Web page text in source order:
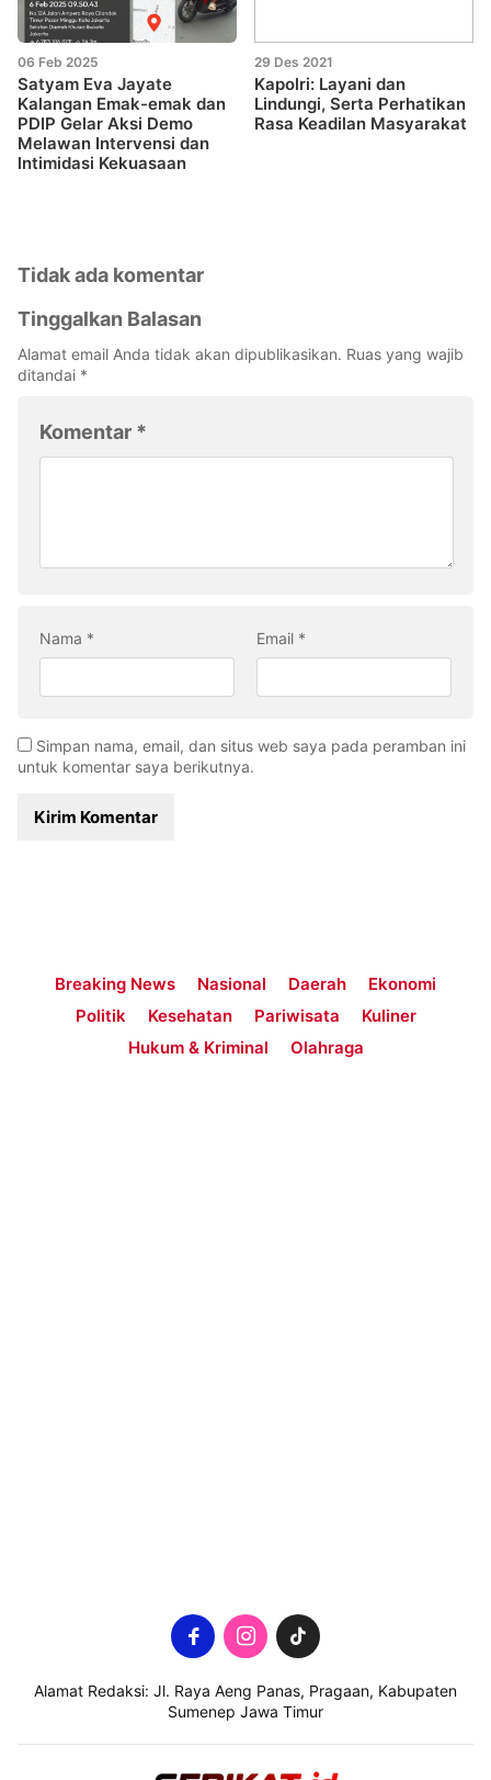
06 Feb 2025
Satyam Eva Jayate
Kalangan Emak-emak dan
PDIP Gelar Aksi Demo
Melawan Intervensi dan
lntimidasi Kekuasaan
29 Des 2021
Kapolri: Layani dan
Lindungi, Serta Perhatikan
Rasa Keadilan Masyarakat
Tidak ada komentar
Tinggalkan Balasan
Alamat email Anda tidak akan dipublikasikan. Ruas yang wajib
ditandai *
Komentar *
Nama * Email *
Simpan nama, email, dan situs web saya pada peramban ini
untuk komentar saya berikutnya.
Breaking News Nasional Daerah
Ekonomi
Politik
Kesehatan Pariwisata
Kuliner
Hukum & Kriminal
Olahraga
Alamat Redaksi: Jl. Raya Aeng Panas, Pragaan, Kabupaten
Sumenep Jawa Timur